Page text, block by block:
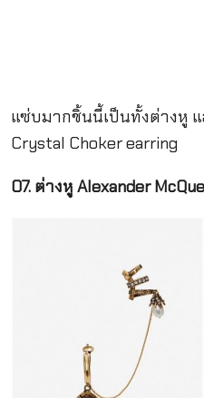
แซ่บมากชิ้นนี้เป็นทั้งต่างหู
Crystal Choker earring
07. ต่างหู Alexander